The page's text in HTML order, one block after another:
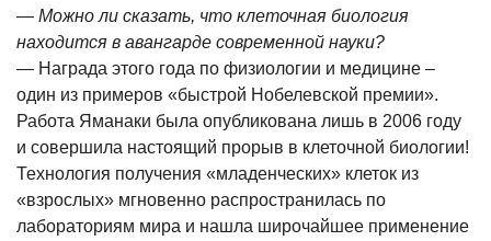
— Можно ли сказать, что клеточная биология
находится в авангарде современной науки?
— Награда этого года по физиологии и медицине –
один из примеров «быстрой Нобелевской премии».
Работа Яманаки была опубликована лишь в 2006 году
и совершила настоящий прорыв в клеточной биологии!
Технология получения «младенческих» клеток из
«взрослых» мгновенно распространилась по
лабораториям мира и нашла широчайшее применение